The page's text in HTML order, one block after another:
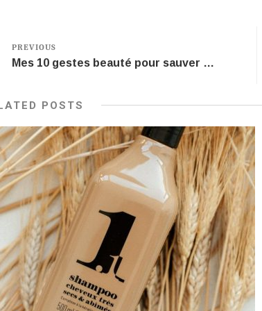
PREVIOUS
Mes 10 gestes beauté pour sauver la planète
POSTS